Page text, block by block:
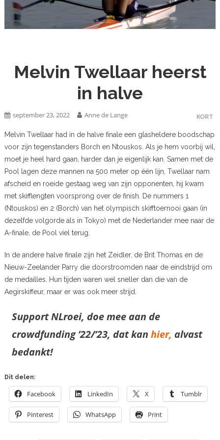
Melvin Twellaar heerst
in halve
KORT
september 23, 2022 Anne de Lange
Melvin Twellaar had in de halve finale een glasheldere boodschap
voor zijn tegenstanders Borch en Ntouskos. Als je hem voorbij wil,
moet je heel hard gaan, harder dan je eigenlijk kan. Samen met de
Pool lagen deze mannen na 500 meter op één lijn, Twellaar nam
afscheid en roeide gestaag weg van zijn opponenten, hij kwam
met skifflengten voorsprong over de finish. De nummers 1
(Ntouskos) en 2 (Borch) van het olympisch skifftoernooi gaan (in
dezelfde volgorde als in Tokyo) met de Nederlander mee naar de
A-finale, de Pool viel terug.
In de andere halve finale zijn het Zeidler, de Brit Thomas en de
Nieuw-Zeelander Parry die doorstroomden naar de eindstrijd om
de medailles. Hun tijden waren wel sneller dan die van de
Aegirskiffeur, maar er was ook meer strijd.
Support NLroei, doe mee aan de
crowdfunding ’22/’23, dat kan hier, alvast
bedankt!
Dit delen:
Facebook LinkedIn X Tumblr
Pinterest WhatsApp Print